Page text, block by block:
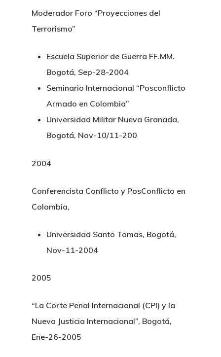
Moderador Foro “Proyecciones del
Terrorismo”
Escuela Superior de Guerra FF.MM.
Bogotá, Sep-28-2004
Seminario Internacional “Posconflicto
Armado en Colombia”
Universidad Militar Nueva Granada,
Bogotá, Nov-10/11-200
2004
Conferencista Conflicto y PosConflicto en
Colombia,
Universidad Santo Tomas, Bogotá,
Nov-11-2004
2005
“La Corte Penal Internacional (CPI) y la
Nueva Justicia Internacional”, Bogotá,
Ene-26-2005